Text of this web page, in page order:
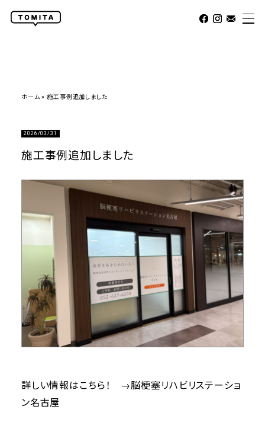
ホーム »施工事例追加しました
2026/03/31
施工事例追加しました
詳しい情報はこちら！ →脳梗塞リハビリステーショ
ン名古屋